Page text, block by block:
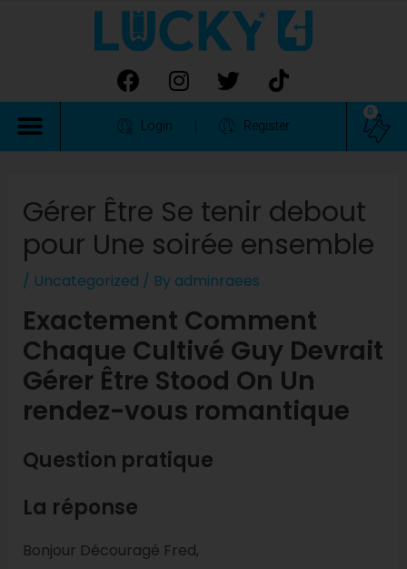
Login Register
0
Gérer Être Se tenir debout
pour Une soirée ensemble
/ Uncategorized / By adminraees
Exactement Comment
Chaque Cultivé Guy Devrait
Gérer Être Stood On Un
rendez-vous romantique
Question pratique
La réponse
Bonjour Découragé Fred,